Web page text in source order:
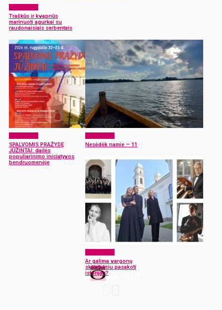
Traškūs ir kvapnūs
marinuoti agurkai su
raudonaisiais serbentais
SPALVOMIS PRAŽYDĘ
JŪŽINTAI: dailės
populiarinimo iniciatyvos
bendruomenėje
Nesėdėk namie – 11
Ar galima vargonų
skambesiu pasakoti
istorijas?